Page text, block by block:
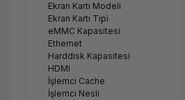
Ekran Kartı Modeli
Ekran Kartı Tipi
eMMC Kapasitesi
Ethernet
Harddisk Kapasitesi
HDMI
İşlemci Cache
İşlemci Nesli